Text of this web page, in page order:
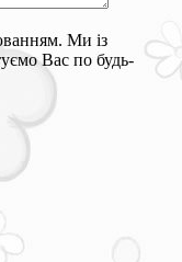
Ми із
Вас по будь-